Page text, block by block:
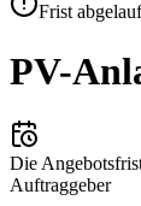
Frist
PV-
Die
Auftraggeber